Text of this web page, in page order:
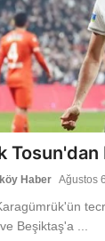
Tosun'dan
Haber Ağustos
Beşiktaş'a ...